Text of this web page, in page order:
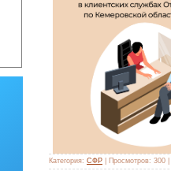
Категория: СФР Просмотров: 300